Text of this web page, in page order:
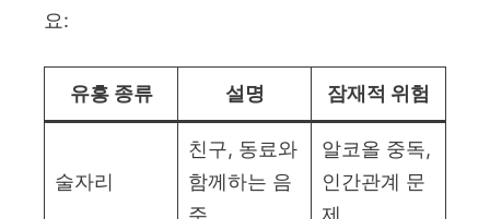
요:
유흥 종류 설명 잠재적 위험
술자리
친구, 동료와
함께하는 음
주
알코올 중독,
인간관계 문
제